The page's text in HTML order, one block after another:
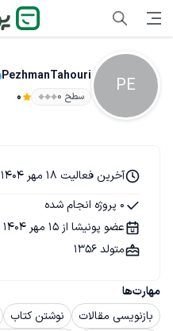
PE
PezhmanTahouri
سطح ۰ 0
مهارت‌ها
بازنویسی مقالات
نوشتن کتاب
آخرین فعالیت 18 مهر 1404
0 پروژه انجام شده
عضو پونیشا از 15 مهر 1404
متولد 1356